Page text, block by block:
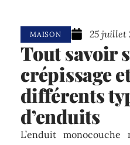
MAISON 25 juillet
Tout savoir
crépissage
différents
d’enduits
L’enduit monocouche